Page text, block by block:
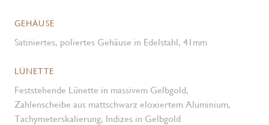
GEHÄUSE
Satiniertes, poliertes Gehäuse in Edelstahl, 41mm
LÜNETTE
Feststehende Lünette in massivem Gelbgold,
Zahlenscheibe aus mattschwarz eloxiertem Aluminium,
Tachymeter­skalierung, Indizes in Gelbgold